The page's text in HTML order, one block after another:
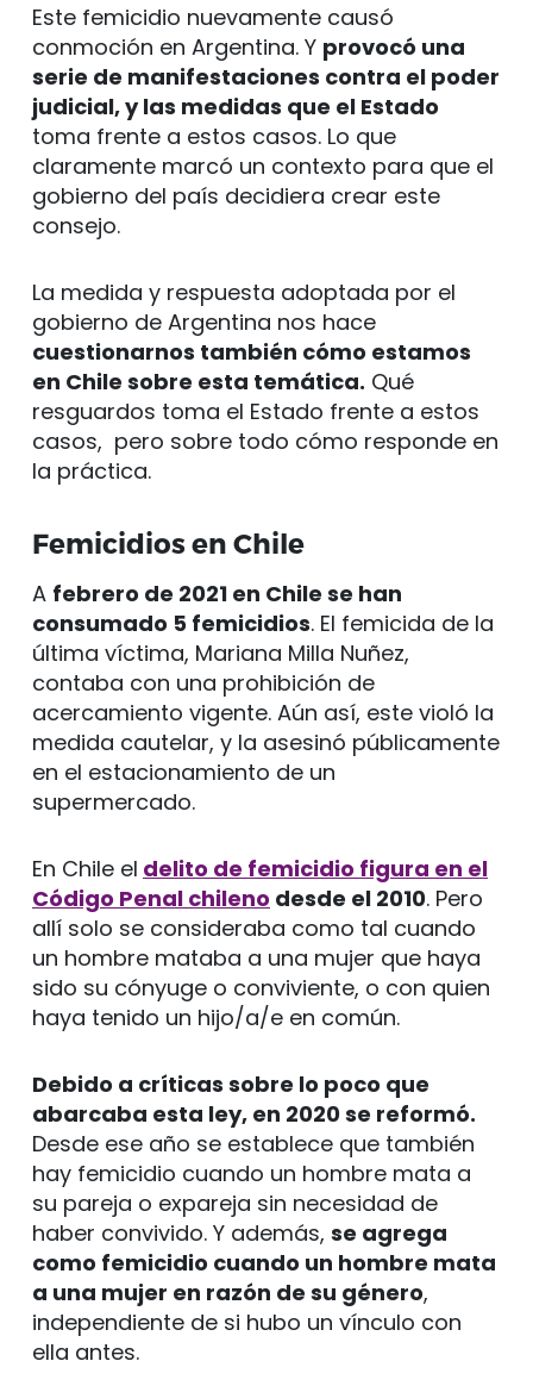
Este femicidio nuevamente causó
conmoción en Argentina. Y provocó una
serie de manifestaciones contra el poder
judicial, y las medidas que el Estado
toma frente a estos casos. Lo que
claramente marcó un contexto para que el
gobierno del país decidiera crear este
consejo.
La medida y respuesta adoptada por el
gobierno de Argentina nos hace
cuestionarnos también cómo estamos
en Chile sobre esta temática. Qué
resguardos toma el Estado frente a estos
casos, pero sobre todo cómo responde en
la práctica.
Femicidios en Chile
A febrero de 2021 en Chile se han
consumado 5 femicidios. El femicida de la
última víctima, Mariana Milla Nuñez,
contaba con una prohibición de
acercamiento vigente. Aún así, este violó la
medida cautelar, y la asesinó públicamente
en el estacionamiento de un
supermercado.
En Chile el delito de femicidio figura en el
Código Penal chileno desde el 2010. Pero
allí solo se consideraba como tal cuando
un hombre mataba a una mujer que haya
sido su cónyuge o conviviente, o con quien
haya tenido un hijo/a/e en común.
Debido a críticas sobre lo poco que
abarcaba esta ley, en 2020 se reformó.
Desde ese año se establece que también
hay femicidio cuando un hombre mata a
su pareja o expareja sin necesidad de
haber convivido. Y además, se agrega
como femicidio cuando un hombre mata
a una mujer en razón de su género,
independiente de si hubo un vínculo con
ella antes.